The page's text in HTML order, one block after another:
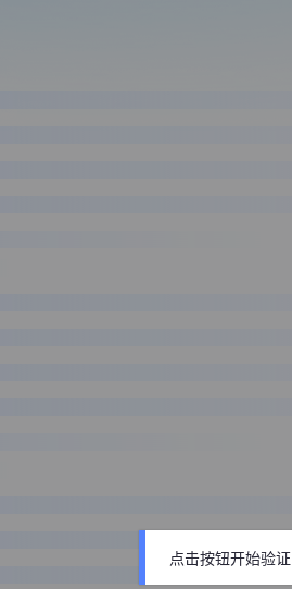
点击按钮开始验证